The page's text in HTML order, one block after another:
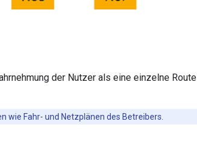
der Nutzer als eine einzelne Route
wie Fahr- und Netzplänen des Betreibers.